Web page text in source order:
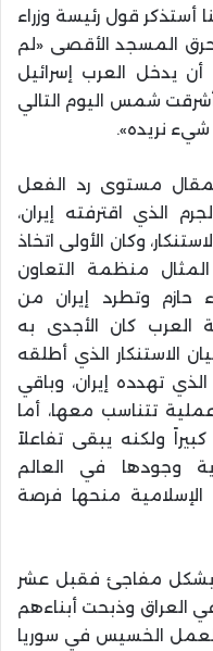
قول رئيسة وزراء
حرق المسجد الأقصى «لم
يدخل العرب إسرائيل
شمس اليوم التالي
نريده».
مستوى رد الفعل
الذي اقترفته إيران،
وكان الأولى اتخاذ
منظمة التعاون
حازم وتطرد إيران من
العرب كان الأجدى به
الاستنكار الذي أطلقه
تهدده إيران، وباقي
تتناسب معها، أما
ولكنه يبقى تفاعلاً
وجودها في العالم
الإسلامية منحها فرصة
بشكل مفاجئ فقبل عشر
وذبحت أبناءهم
الخسيس في سوريا